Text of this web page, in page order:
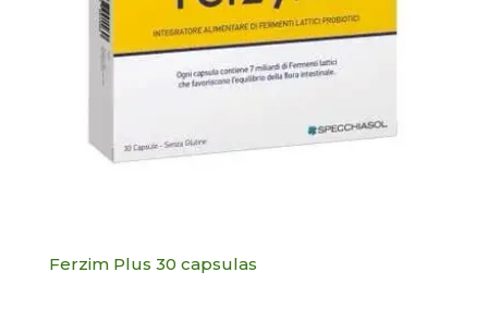
Ferzim Plus 30 capsulas